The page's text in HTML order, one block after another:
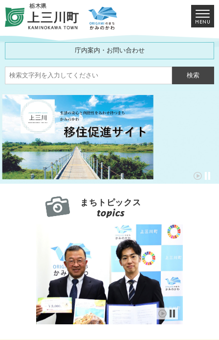
庁内案内・お問い合わせ
まちトピックス